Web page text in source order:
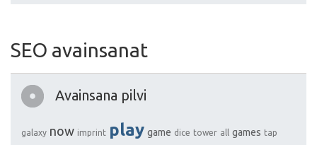
SEO avainsanat
Avainsana pilvi
galaxy now imprint play game dice tower all games tap